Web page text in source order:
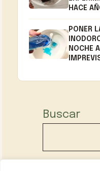
HACE
PONER
NOCHE
Buscar